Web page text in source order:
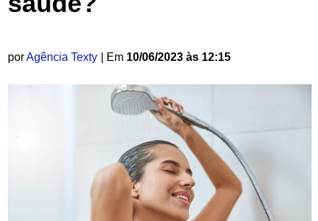
porAgência Texty | Em 10/06/2023 às 12:15